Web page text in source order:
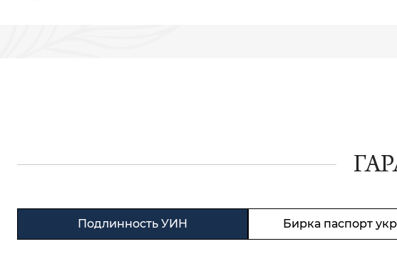
Подлинность УИН Бирка паспорт